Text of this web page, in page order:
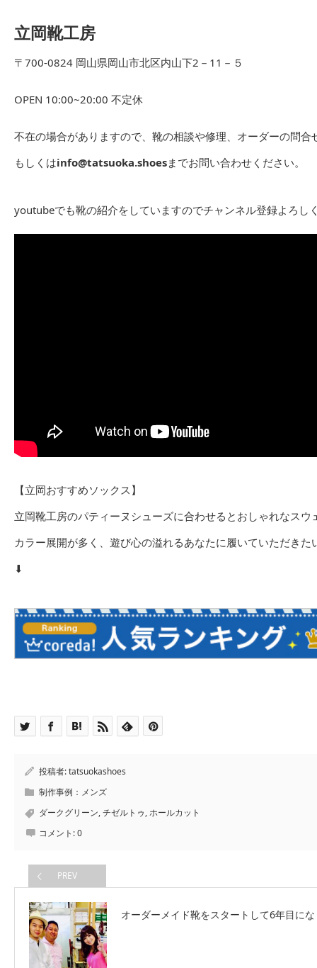
立岡靴工房
〒700-0824 岡山県岡山市北区内山下2－11－５
OPEN 10:00~20:00 不定休
不在の場合がありますので、靴の相談や修理、オーダーの問合
もしくはinfo@tatsuoka.shoesまでお問い合わせください。
youtubeでも靴の紹介をしていますのでチャンネル登録よろし
【立岡おすすめソックス】
立岡靴工房のパティーヌシューズに合わせるとおしゃれなス
カラー展開が多く、遊び心の溢れるあなたに履いていただきた
⬇︎
投稿者:tatsuokashoes
制作事例：メンズ
ダークグリーン,チゼルトゥ,ホールカット
コメント:0
PREV
オーダーメイド靴をスタートして6年目に